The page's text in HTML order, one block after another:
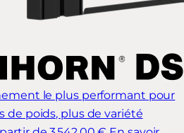
le plus performant pour
de poids, plus de variété